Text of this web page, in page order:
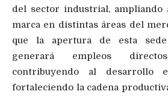
del sector industrial, ampliando
marca en distintas áreas del
que la apertura de esta
generará empleos
contribuyendo al desarrollo
fortaleciendo la cadena